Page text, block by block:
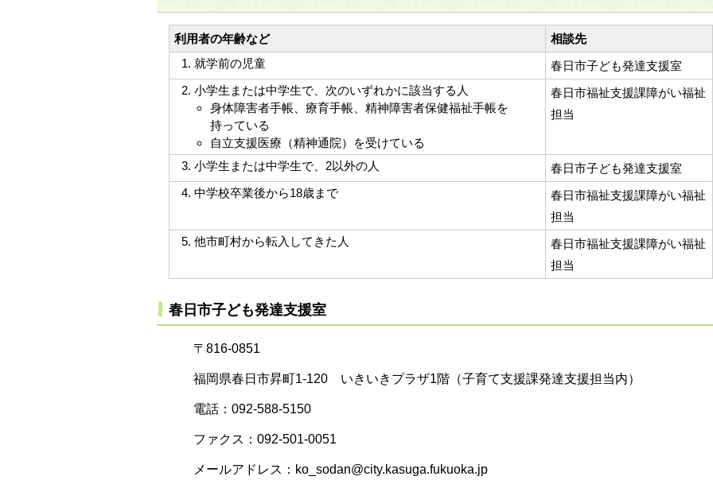
利用者の年齢など
相談先
就学前の児童
春日市子ども発達支援室
小学生または中学生で、次のいずれかに該当する人
身体障害者手帳、療育手帳、精神障害者保健福祉手帳を
持っている
自立支援医療（精神通院）を受けている
春日市福祉支援課障がい福祉
担当
小学生または中学生で、2以外の人
春日市子ども発達支援室
中学校卒業後から18歳まで
春日市福祉支援課障がい福祉
担当
他市町村から転入してきた人
春日市福祉支援課障がい福祉
担当
春日市子ども発達支援室
〒816-0851
福岡県春日市昇町1-120 いきいきプラザ1階（子育て支援課発達支援担当内）
電話：092-588-5150
ファクス：092-501-0051
メールアドレス：ko_sodan@city.kasuga.fukuoka.jp